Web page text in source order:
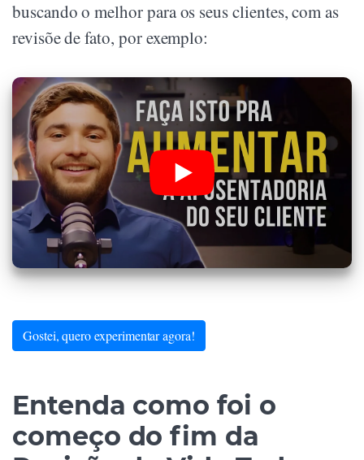
buscando o melhor para os seus clientes, com as
revisõe de fato, por exemplo:
Gostei, quero experimentar agora!
Entenda como foi o
começo do fim da